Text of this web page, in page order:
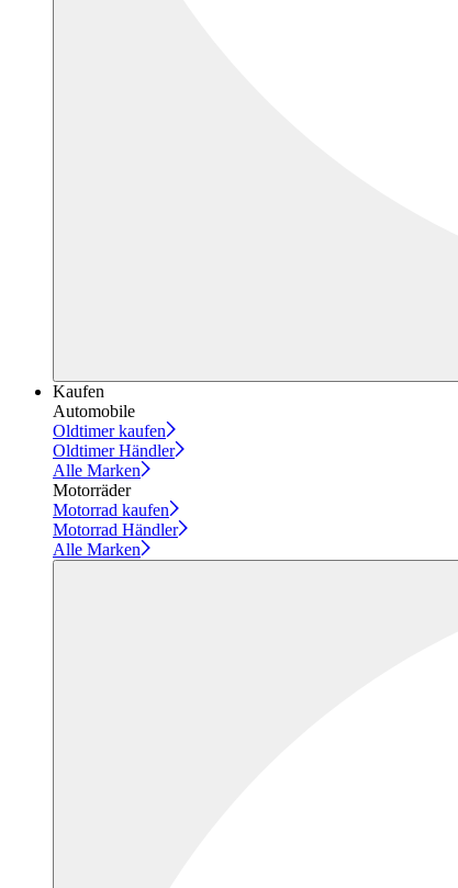
Kaufen
Automobile
Oldtimer kaufen
Oldtimer Händler
Alle Marken
Motorräder
Motorrad kaufen
Motorrad Händler
Alle Marken